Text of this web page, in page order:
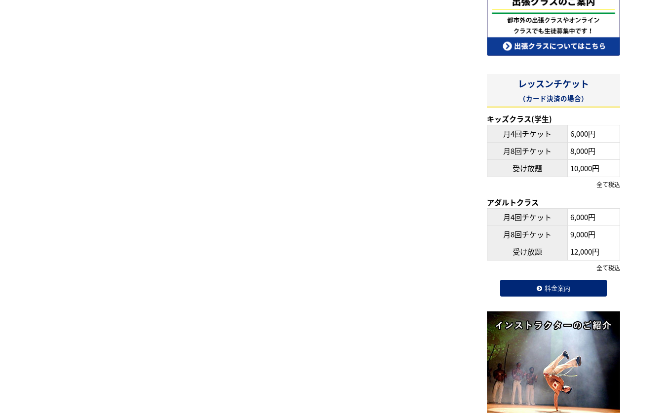
レッスンチケット
（カード決済の場合）
キッズクラス(学生)
月4回チケット
6,000円
月8回チケット
8,000円
受け放題
10,000円
全て税込
アダルトクラス
月4回チケット
6,000円
月8回チケット
9,000円
受け放題
12,000円
全て税込
料金案内